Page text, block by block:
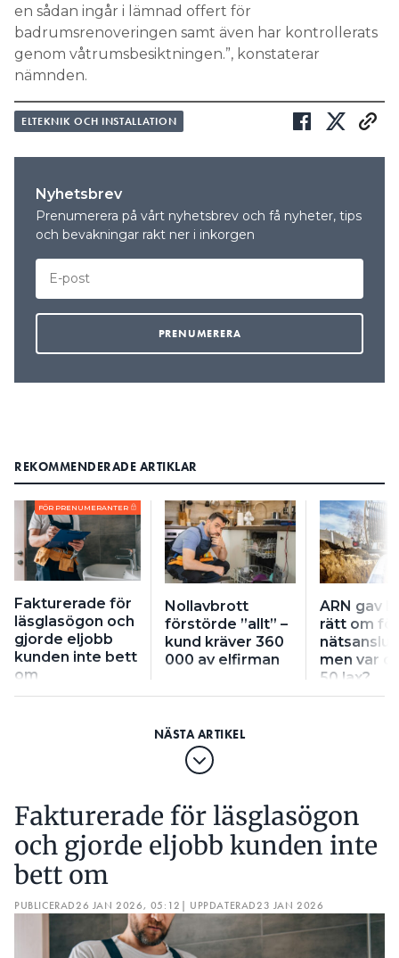
en sådan ingår i lämnad offert för
badrumsrenoveringen samt även har kontrollerats
genom våtrumsbesiktningen.”, konstaterar
nämnden.
ELTEKNIK OCH INSTALLATION
Nyhetsbrev
Prenumerera på vårt nyhetsbrev och få nyheter, tips
och bevakningar rakt ner i inkorgen
REKOMMENDERADE ARTIKLAR
FÖR PRENUMERANTER
Fakturerade för
läsglasögon och
gjorde eljobb
kunden inte bett
om
Nollavbrott
förstörde ”allt” –
kund kräver 360
000 av elfirman
ARN gav
rätt om
men var
50 lax?
Fakturerade för läsglasögon
och gjorde eljobb kunden inte
bett om
PUBLICERAD26 JAN 2026, 05:12 | UPPDATERAD23 JAN 2026